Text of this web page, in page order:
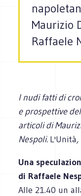
Maurizio
Raffaele
I nudi fatti di
e prospettive
articoli di
Nespoli. L'Unità
Una
di Raffaele
Alle 21.40 un